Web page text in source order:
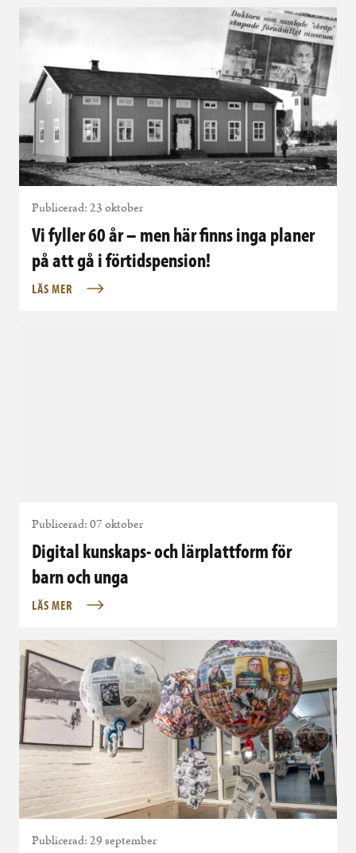
Publicerad: 23 oktober
Vi fyller 60 år – men här finns inga planer
på att gå i förtidspension!
LÄS MER
Publicerad: 07 oktober
Digital kunskaps- och lärplattform för
barn och unga
LÄS MER
Publicerad: 29 september